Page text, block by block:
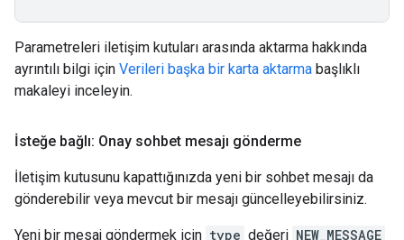
Parametreleri iletişim kutuları arasında aktarma hakkında
ayrıntılı bilgi için Verileri başka bir karta aktarma başlıklı
makaleyi inceleyin.
İsteğe bağlı: Onay sohbet mesajı gönderme
İletişim kutusunu kapattığınızda yeni bir sohbet mesajı da
gönderebilir veya mevcut bir mesajı güncelleyebilirsiniz.
Yeni bir mesaj göndermek için type değeri NEW_MESSAGE